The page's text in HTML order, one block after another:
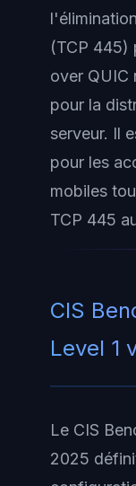
(TCP 445)
over QUIC
pour la
serveur. Il
pour les
mobiles
TCP 445
CIS
Level 1
Le CIS
2025